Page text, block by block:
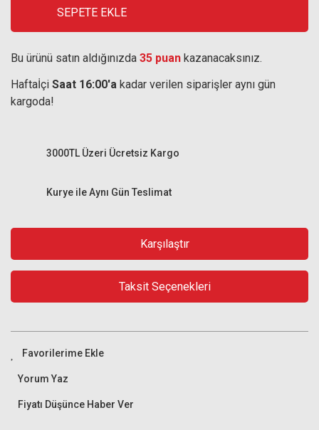
SEPETE EKLE
Bu ürünü satın aldığınızda 35 puan kazanacaksınız.
Haftaİçi Saat 16:00'a kadar verilen siparişler aynı gün
kargoda!
Kurye ile Aynı Gün Teslimat
3000TL Üzeri Ücretsiz Kargo
Karşılaştır
Taksit Seçenekleri
Yorum Yaz
Fiyatı Düşünce Haber Ver